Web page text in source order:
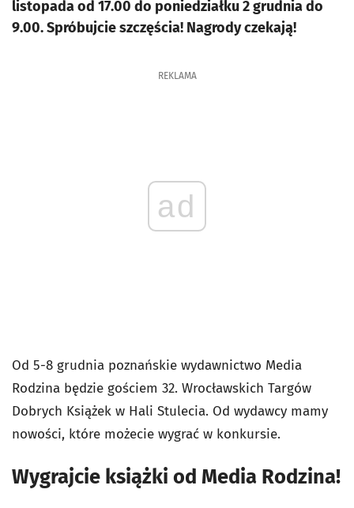
listopada od 17.00 do poniedziałku 2 grudnia do
9.00. Spróbujcie szczęścia! Nagrody czekają!
REKLAMA
ad
Od 5-8 grudnia poznańskie wydawnictwo Media
Rodzina będzie gościem 32. Wrocławskich Targów
Dobrych Książek w Hali Stulecia. Od wydawcy mamy
nowości, które możecie wygrać w konkursie.
Wygrajcie książki od Media Rodzina!